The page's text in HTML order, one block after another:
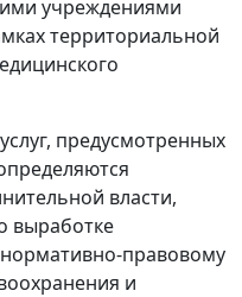
учреждениями
территориальной
предусмотренных
власти,
выработке
правовому
и